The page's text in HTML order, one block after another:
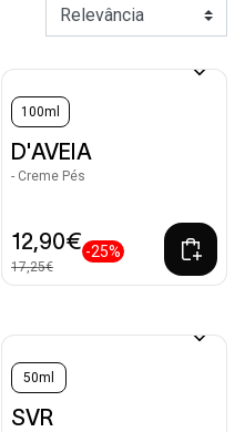
100ml
D'AVEIA
- Creme Pés
12,90€
17,25€
-25%
50ml
SVR